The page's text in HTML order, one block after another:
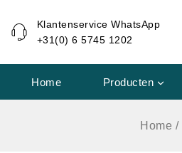
inhoud
Klantenservice WhatsApp
+31(0) 6 5745 1202
Home Producten
Home /